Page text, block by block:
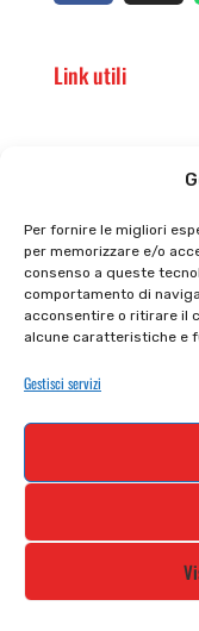
Per fornire le migliori
per memorizzare e/o
consenso a queste
comportamento di
acconsentire o ritirare il
alcune caratteristiche e
Gestisci servizi
Link utili
Privacy policy
Cookie policy
Iscriviti alla